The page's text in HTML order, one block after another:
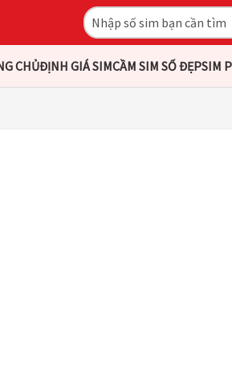
CHỦĐỊNH GIÁ SIMCẦM SIM SỐ ĐẸPSIM